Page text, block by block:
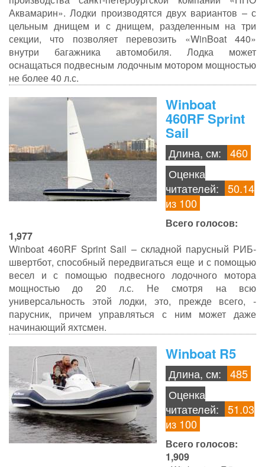
Аквамарин». Лодки производятся двух вариантов – с
цельным днищем и с днищем, разделенным на три
секции, что позволяет перевозить «WinBoat 440»
внутри багажника автомобиля. Лодка может
оснащаться подвесным лодочным мотором мощностью
не более 40 л.с.
Winboat
460RF Sprint
Sail
Длина, см:
460
Оценка
читателей:
50.14
из 100
Всего голосов:
1,977
Winboat 460RF Sprint Sail – складной парусный РИБ-
швертбот, способный передвигаться еще и с помощью
весел и с помощью подвесного лодочного мотора
мощностью до 20 л.с. Не смотря на всю
универсальность этой лодки, это, прежде всего, -
парусник, причем управляться с ним может даже
начинающий яхтсмен.
Winboat R5
Длина, см:
485
Оценка
читателей:
51.03
из 100
Всего голосов:
1,909